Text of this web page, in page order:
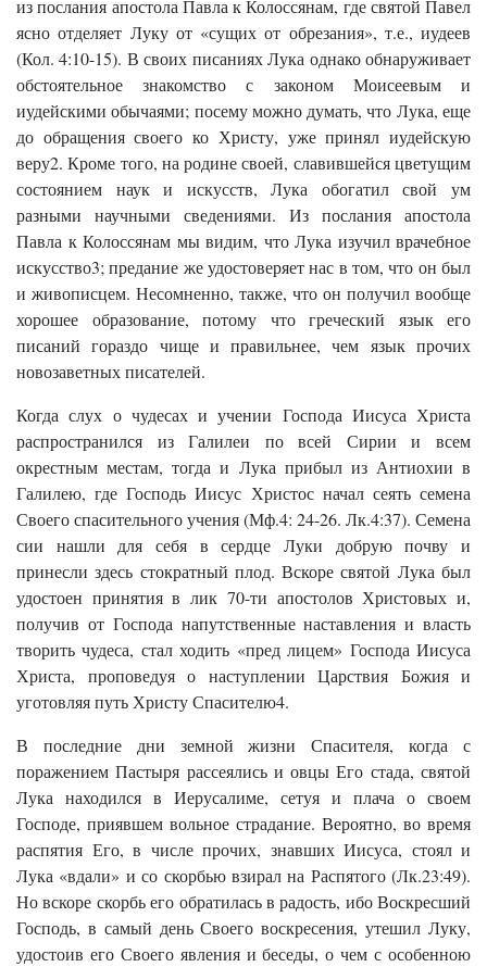
из послания апостола Павла к Колоссянам, где святой Павел
ясно отделяет Луку от «сущих от обрезания», т.е., иудеев
(Кол. 4:10-15). В своих писаниях Лука однако обнаруживает
обстоятельное знакомство с законом Моисеевым и
иудейскими обычаями; посему можно думать, что Лука, еще
до обращения своего ко Христу, уже принял иудейскую
веру2. Кроме того, на родине своей, славившейся цветущим
состоянием наук и искусств, Лука обогатил свой ум
разными научными сведениями. Из послания апостола
Павла к Колоссянам мы видим, что Лука изучил врачебное
искусство3; предание же удостоверяет нас в том, что он был
и живописцем. Несомненно, также, что он получил вообще
хорошее образование, потому что греческий язык его
писаний гораздо чище и правильнее, чем язык прочих
новозаветных писателей.
Когда слух о чудесах и учении Господа Иисуса Христа
распространился из Галилеи по всей Сирии и всем
окрестным местам, тогда и Лука прибыл из Антиохии в
Галилею, где Господь Иисус Христос начал сеять семена
Своего спасительного учения (Мф.4: 24-26. Лк.4:37). Семена
сии нашли для себя в сердце Луки добрую почву и
принесли здесь стократный плод. Вскоре святой Лука был
удостоен принятия в лик 70-ти апостолов Христовых и,
получив от Господа напутственные наставления и власть
творить чудеса, стал ходить «пред лицем» Господа Иисуса
Христа, проповедуя о наступлении Царствия Божия и
уготовляя путь Христу Спасителю4.
В последние дни земной жизни Спасителя, когда с
поражением Пастыря рассеялись и овцы Его стада, святой
Лука находился в Иерусалиме, сетуя и плача о своем
Господе, приявшем вольное страдание. Вероятно, во время
распятия Его, в числе прочих, знавших Иисуса, стоял и
Лука «вдали» и со скорбью взирал на Распятого (Лк.23:49).
Но вскоре скорбь его обратилась в радость, ибо Воскресший
Господь, в самый день Своего воскресения, утешил Луку,
удостоив его Своего явления и беседы, о чем с особенною